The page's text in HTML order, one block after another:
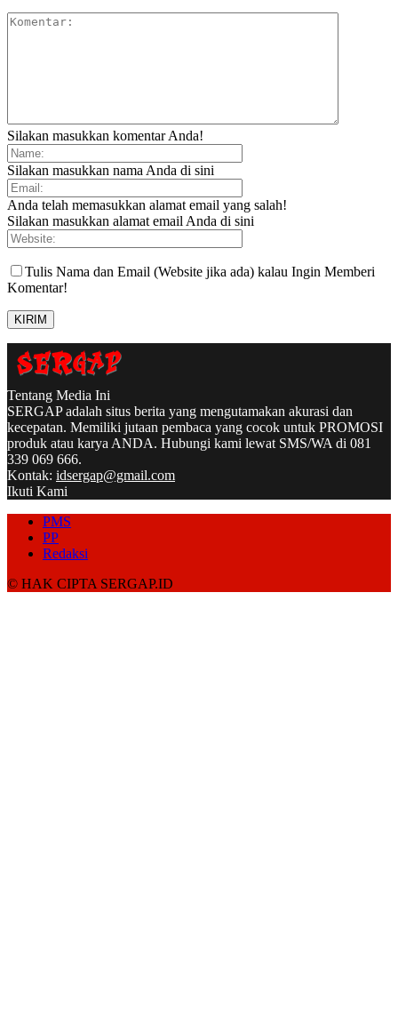
Silakan masukkan komentar Anda!
Silakan masukkan nama Anda di sini
Anda telah memasukkan alamat email yang salah!
Silakan masukkan alamat email Anda di sini
Tulis Nama dan Email (Website jika ada) kalau Ingin Memberi
Komentar!
Tentang Media Ini
SERGAP adalah situs berita yang mengutamakan akurasi dan
kecepatan. Memiliki jutaan pembaca yang cocok untuk PROMOSI
produk atau karya ANDA. Hubungi kami lewat SMS/WA di 081
339 069 666.
Kontak: idsergap@gmail.com
Ikuti Kami
PMS
PP
Redaksi
© HAK CIPTA SERGAP.ID